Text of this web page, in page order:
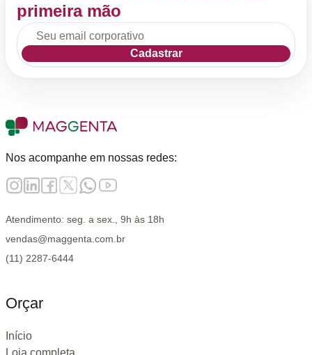
primeira mão
Cadastrar
Nos acompanhe em nossas redes:
Atendimento: seg. a sex., 9h às 18h
vendas@maggenta.com.br
(11) 2287-6444
Orçar
Início